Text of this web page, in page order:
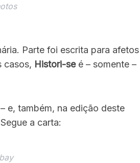
Parte foi escrita para afetos
casos, Histori-seé – somente –
e, também, na edição deste
a carta: